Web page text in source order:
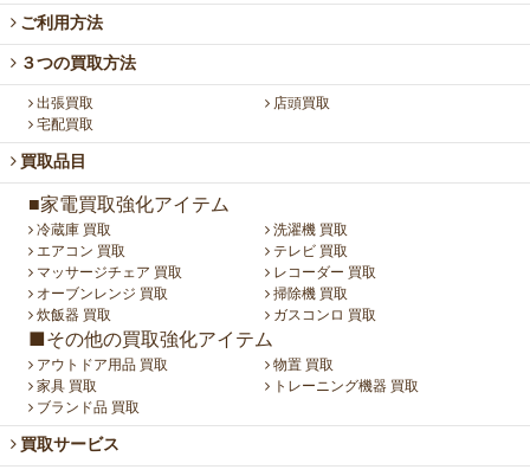
ご利用方法
３つの買取方法
出張買取
店頭買取
宅配買取
買取品目
■家電買取強化アイテム
冷蔵庫 買取
洗濯機 買取
エアコン 買取
テレビ 買取
マッサージチェア 買取
レコーダー 買取
オーブンレンジ 買取
掃除機 買取
炊飯器 買取
ガスコンロ 買取
■その他の買取強化アイテム
アウトドア用品 買取
物置 買取
家具 買取
トレーニング機器 買取
ブランド品 買取
買取サービス